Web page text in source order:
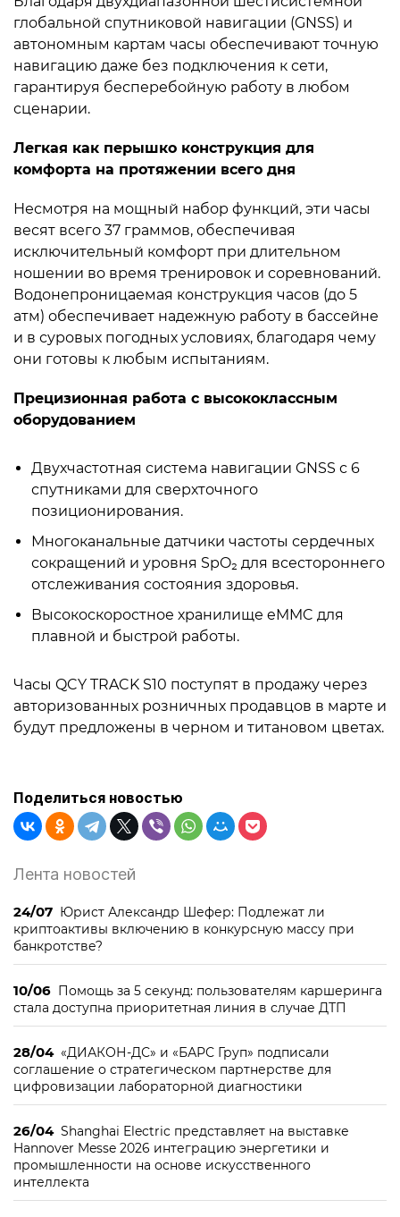
глобальной спутниковой навигации (GNSS) и
автономным картам часы обеспечивают точную
навигацию даже без подключения к сети,
гарантируя бесперебойную работу в любом
сценарии.
Легкая как перышко конструкция для
комфорта на протяжении всего дня
Несмотря на мощный набор функций, эти часы
весят всего 37 граммов, обеспечивая
исключительный комфорт при длительном
ношении во время тренировок и соревнований.
Водонепроницаемая конструкция часов (до 5
атм) обеспечивает надежную работу в бассейне
и в суровых погодных условиях, благодаря чему
они готовы к любым испытаниям.
Прецизионная работа с высококлассным
оборудованием
Двухчастотная система навигации GNSS с 6
спутниками для сверхточного
позиционирования.
Многоканальные датчики частоты сердечных
сокращений и уровня SpO₂ для всестороннего
отслеживания состояния здоровья.
Высокоскоростное хранилище eMMC для
плавной и быстрой работы.
Часы QCY TRACK S10 поступят в продажу через
авторизованных розничных продавцов в марте и
будут предложены в черном и титановом цветах.
Поделиться новостью
Лента новостей
24/07 Юрист Александр Шефер: Подлежат ли
криптоактивы включению в конкурсную массу при
банкротстве?
10/06 Помощь за 5 секунд: пользователям каршеринга
стала доступна приоритетная линия в случае ДТП
28/04 «ДИАКОН-ДС» и «БАРС Груп» подписали
соглашение о стратегическом партнерстве для
цифровизации лабораторной диагностики
26/04 Shanghai Electric представляет на выставке
Hannover Messe 2026 интеграцию энергетики и
промышленности на основе искусственного
интеллекта